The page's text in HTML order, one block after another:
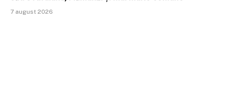
7 august 2026